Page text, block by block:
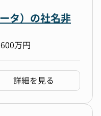
タ）の社名非
万円
詳細を見る